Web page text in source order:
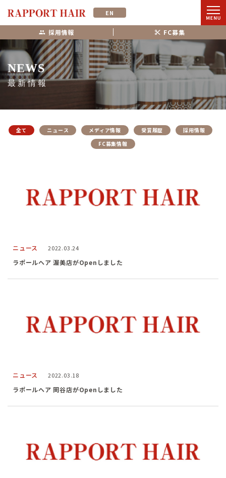
EN
採用情報 FC募集
NEWS
最新情報
全て ニュース メディア情報 受賞履歴
採用情報
FC募集情報
ニュース 2022.03.24
ラポールヘア 渥美店がOpenしました
ニュース 2022.03.18
ラポールヘア 岡谷店がOpenしました